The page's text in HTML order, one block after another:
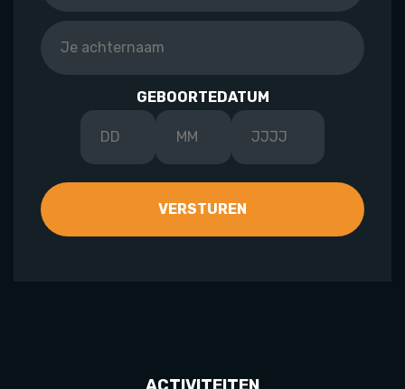
GEBOORTEDATUM